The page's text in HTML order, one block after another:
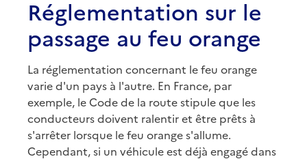
Réglementation sur le
passage au feu orange
La réglementation concernant le feu orange
varie d'un pays à l'autre. En France, par
exemple, le Code de la route stipule que les
conducteurs doivent ralentir et être prêts à
s'arrêter lorsque le feu orange s'allume.
Cependant, si un véhicule est déjà engagé dans